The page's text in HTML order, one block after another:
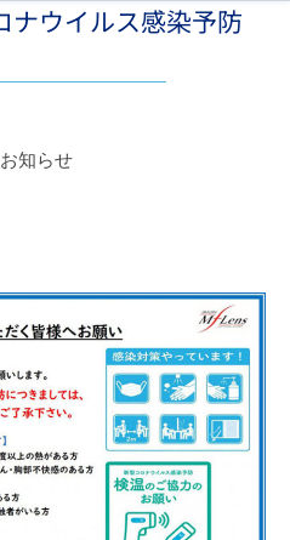
ナウイルス感染予防
お知らせ